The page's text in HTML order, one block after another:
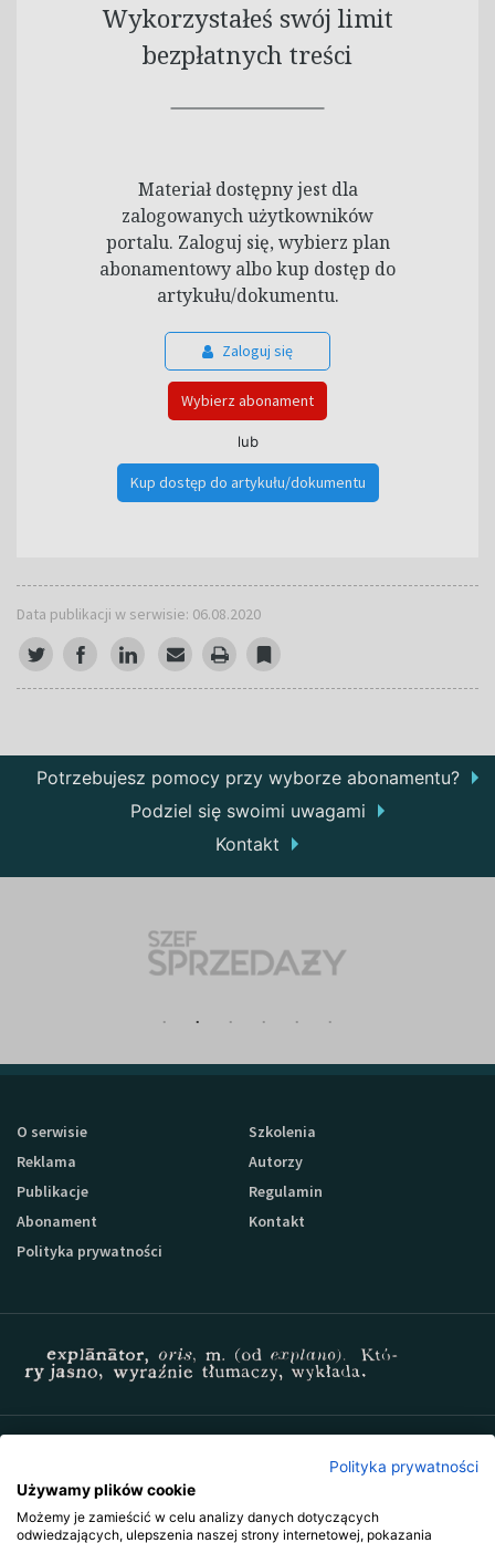
Wykorzystałeś swój limit
bezpłatnych treści
Materiał dostępny jest dla
zalogowanych użytkowników
portalu. Zaloguj się, wybierz plan
abonamentowy albo kup dostęp do
artykułu/dokumentu.
Zaloguj się
Wybierz abonament
lub
Kup dostęp do artykułu/dokumentu
Data publikacji w serwisie: 06.08.2020
Potrzebujesz pomocy przy wyborze abonamentu?
Podziel się swoimi uwagami
Kontakt
O serwisie
Szkolenia
Reklama
Autorzy
Publikacje
Regulamin
Abonament
Kontakt
Polityka prywatności
Polityka prywatności
Używamy plików cookie
Możemy je zamieścić w celu analizy danych dotyczących
odwiedzających, ulepszenia naszej strony internetowej, pokazania